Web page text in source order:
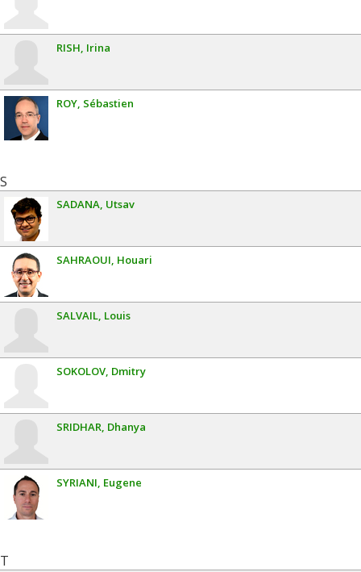
RISH Irina
ROY Sébastien
S
SADANA Utsav
SAHRAOUI Houari
SALVAIL Louis
SOKOLOV Dmitry
SRIDHAR Dhanya
SYRIANI Eugene
T